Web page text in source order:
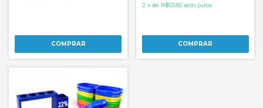
2 x de R$53,85 sem juros